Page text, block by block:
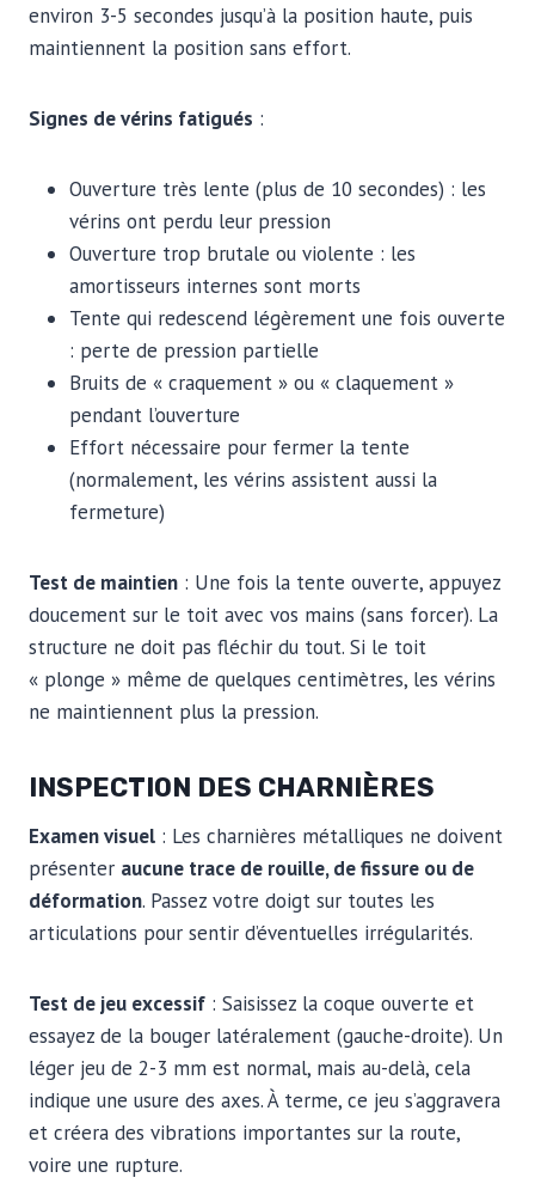
environ 3-5 secondes jusqu’à la position haute, puis
maintiennent la position sans effort.
Signes de vérins fatigués :
Ouverture très lente (plus de 10 secondes) : les
vérins ont perdu leur pression
Ouverture trop brutale ou violente : les
amortisseurs internes sont morts
Tente qui redescend légèrement une fois ouverte
: perte de pression partielle
Bruits de « craquement » ou « claquement »
pendant l’ouverture
Effort nécessaire pour fermer la tente
(normalement, les vérins assistent aussi la
fermeture)
Test de maintien : Une fois la tente ouverte, appuyez
doucement sur le toit avec vos mains (sans forcer). La
structure ne doit pas fléchir du tout. Si le toit
« plonge » même de quelques centimètres, les vérins
ne maintiennent plus la pression.
INSPECTION DES CHARNIÈRES
Examen visuel : Les charnières métalliques ne doivent
présenter aucune trace de rouille, de fissure ou de
déformation. Passez votre doigt sur toutes les
articulations pour sentir d’éventuelles irrégularités.
Test de jeu excessif : Saisissez la coque ouverte et
essayez de la bouger latéralement (gauche-droite). Un
léger jeu de 2-3 mm est normal, mais au-delà, cela
indique une usure des axes. À terme, ce jeu s’aggravera
et créera des vibrations importantes sur la route,
voire une rupture.